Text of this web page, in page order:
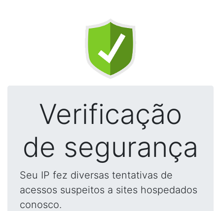
Verificação
de segurança
Seu IP fez diversas tentativas de
acessos suspeitos a sites hospedados
conosco.